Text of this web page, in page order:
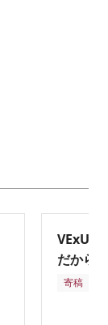
VExUS
だから
寄稿